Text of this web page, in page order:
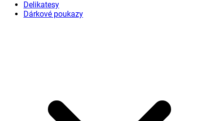
Delikatesy
Dárkové poukazy